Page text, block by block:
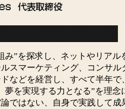
み”を探求し、ネットやリア
スマーケティング、コンサ
などを経営し、すべて半年
夢を実現する力となる”を理
ではない、自身で実践して